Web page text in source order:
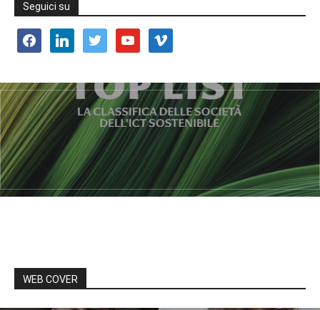
Seguici su
facebooklinkedin twitter youtube vimeo
WEB COVER